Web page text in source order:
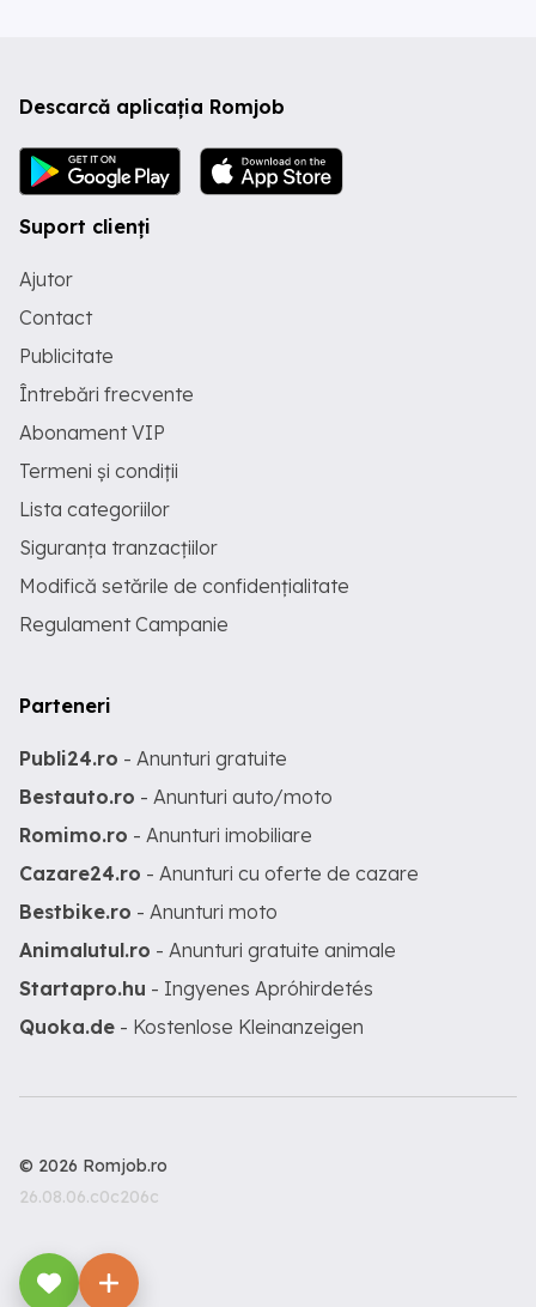
Descarcă aplicația Romjob
Suport clienți
Ajutor
Contact
Publicitate
Întrebări frecvente
Abonament VIP
Termeni și condiții
Lista categoriilor
Siguranța tranzacțiilor
Modifică setările de confidențialitate
Regulament Campanie
Parteneri
Publi24.ro - Anunturi gratuite
Bestauto.ro - Anunturi auto/moto
Romimo.ro - Anunturi imobiliare
Cazare24.ro - Anunturi cu oferte de cazare
Bestbike.ro - Anunturi moto
Animalutul.ro - Anunturi gratuite animale
Startapro.hu - Ingyenes Apróhirdetés
Quoka.de - Kostenlose Kleinanzeigen
© 2026 Romjob.ro
26.08.06.c0c206c